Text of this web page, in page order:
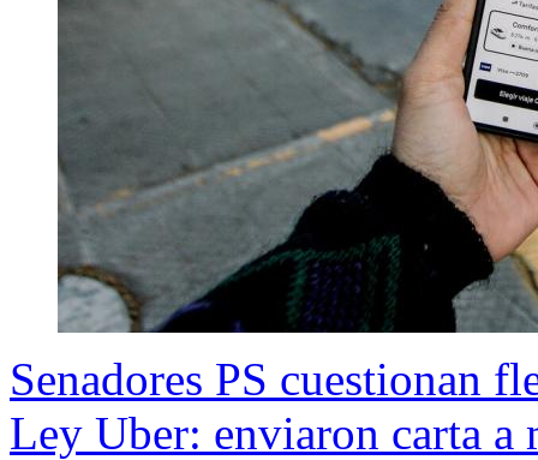
Senadores PS cuestionan
Ley Uber: enviaron carta a